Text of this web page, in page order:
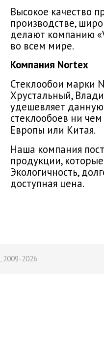
Высокое качество
производстве,
делают компанию
во всем мире.
Компания Nortex
Стеклообои марки
Хрустальный,
удешевляет
стеклообоев ни
Европы или Китая.
Наша компания
продукции,
Экологичность,
доступная цена.
, 2009-2026